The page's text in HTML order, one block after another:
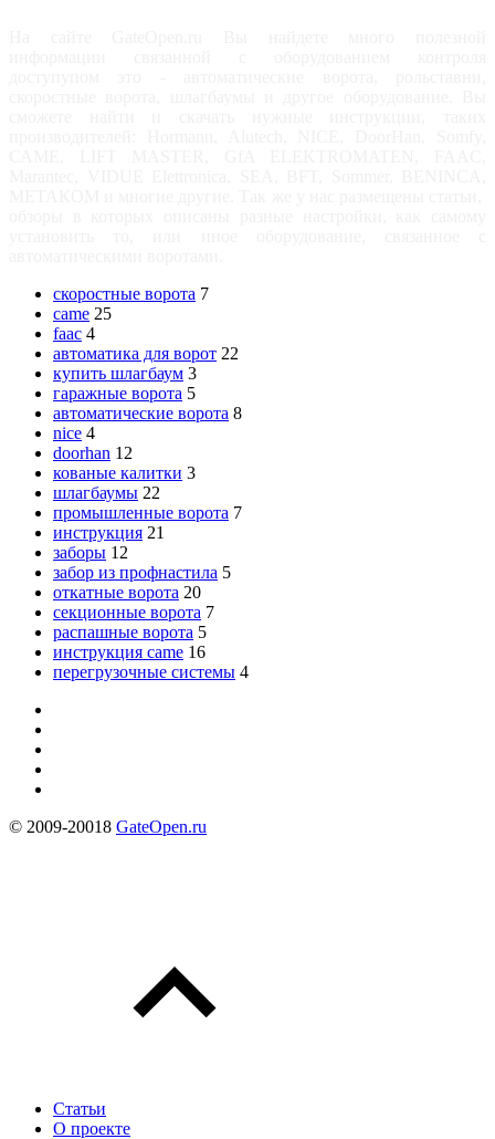
скоростные ворота 7
came 25
faac 4
автоматика для ворот 22
купить шлагбаум 3
гаражные ворота 5
автоматические ворота 8
nice 4
doorhan 12
кованые калитки 3
шлагбаумы 22
промышленные ворота 7
инструкция 21
заборы 12
забор из профнастила 5
откатные ворота 20
секционные ворота 7
распашные ворота 5
инструкция came 16
перегрузочные системы 4
© 2009-20018 GateOpen.ru
Статьи
О проекте